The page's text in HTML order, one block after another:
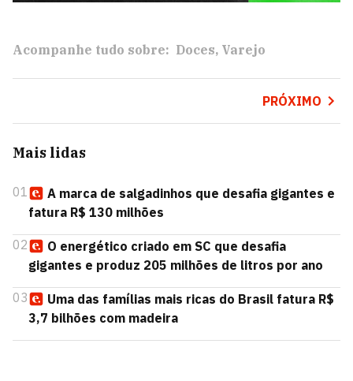
Acompanhe tudo sobre: Doces Varejo
PRÓXIMO
Mais lidas
01
A marca de salgadinhos que desafia gigantes e
fatura R$ 130 milhões
02
O energético criado em SC que desafia
gigantes e produz 205 milhões de litros por ano
03
Uma das famílias mais ricas do Brasil fatura R$
3,7 bilhões com madeira